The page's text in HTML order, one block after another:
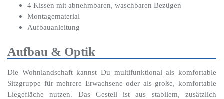
4 Kissen mit abnehmbaren, waschbaren Bezügen
Montagematerial
Aufbauanleitung
Aufbau & Optik
Die Wohnlandschaft kannst Du multifunktional als komfortable
Sitzgruppe für mehrere Erwachsene oder als große, komfortable
Liegefläche nutzen. Das Gestell ist aus stabilem, zusätzlich